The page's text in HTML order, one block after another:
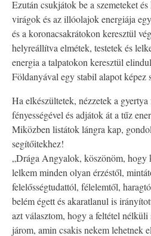
Ezután csukjátok be a szemeteket
virágok és az illóolajok energiája
és a koronacsakrátokon keresztül
helyreállítva elmétek, testetek és
energia a talpatokon keresztül
Földanyával egy stabil alapot képez
Ha elkészültetek, nézzetek a
fényességével és adjátok át a tűz
Miközben listátok lángra kap,
segítőitekhez!
„Drága Angyalok, köszönöm, hogy
lelkem minden olyan érzéstől,
felelősségtudattól, félelemtől,
belém égett és akaratlanul is
azt választom, hogy a feltétel nélküli
járom, amin csakis nekem lehetnek